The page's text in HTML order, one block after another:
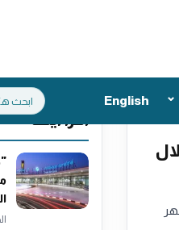
English بحث:
اقرأ أيضاً